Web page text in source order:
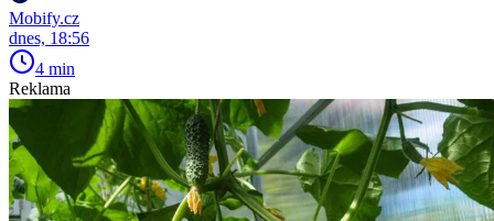
Mobify.cz
dnes, 18:56
4 min
Reklama